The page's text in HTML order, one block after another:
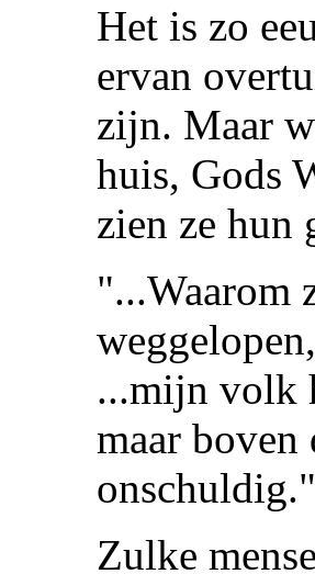
Het is zo
ervan
zijn. Maar
huis, Gods
zien ze hun
"...Waarom
...mijn volk
maar
Zulke